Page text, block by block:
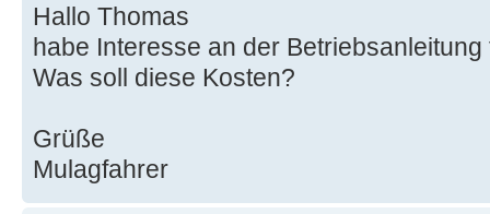
Hallo Thomas
habe Interesse an der
Was soll diese Kosten?
Grüße
Mulagfahrer